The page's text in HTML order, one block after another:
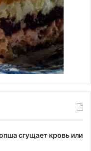
сгущает кровь или